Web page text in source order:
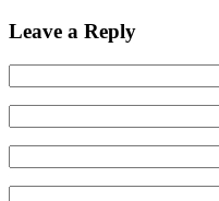
Leave a Reply